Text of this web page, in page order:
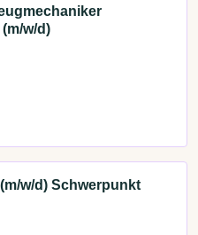
w/d)
w/d) Schwerpunkt